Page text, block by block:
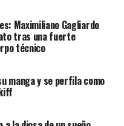
la
1-0
Maximiliano Gagliardo
tras una fuerte
técnico
manga y se perfila como